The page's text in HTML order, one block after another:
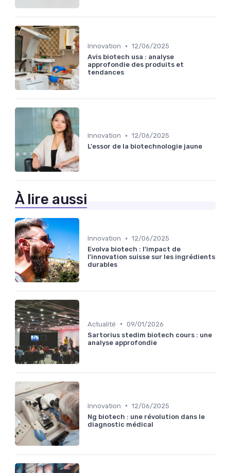
Innovation • 12/06/2025
Avis biotech usa : analyse
approfondie des produits et
tendances
Innovation • 12/06/2025
L'essor de la biotechnologie jaune
À lire aussi
Innovation • 12/06/2025
Evolva biotech : l'impact de
l'innovation suisse sur les ingrédients
durables
Actualité • 09/01/2026
Sartorius stedim biotech cours : une
analyse approfondie
Innovation • 12/06/2025
Ng biotech : une révolution dans le
diagnostic médical